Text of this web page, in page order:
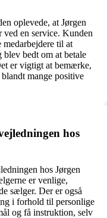
oplevede, at Jørgen
ved en service. Kunden
medarbejdere til at
blev bedt om at betale
er vigtigt at bemærke,
blandt mange positive
hos
hos Jørgen
er venlige,
sælger. Der er også
i forhold til personlige
og få instruktion, selv